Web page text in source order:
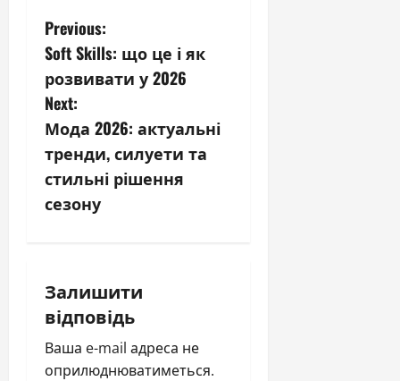
P
o
s
t
n
a
i
g
a
Previous:
Soft Skills: що це і як
розвивати у 2026
Next:
Мода 2026: актуальні
тренди, силуети та
стильні рішення
сезону
Залишити
відповідь
Ваша e-mail адреса не
оприлюднюватиметься.